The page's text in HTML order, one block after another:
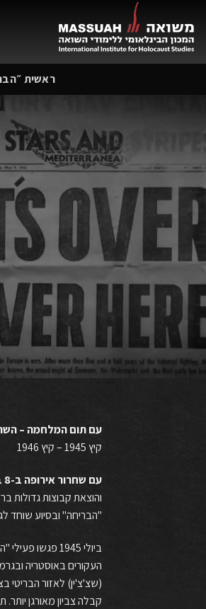
content
ראשית
עם תום המלחמה –
קיץ 1945 – קיץ 1946
עם שחרוראירופה ב-8
והוצאת קבוצות גדולות
"הבריחה" ובסיוע שוחד
קבלה צביון מאורגן יותר.